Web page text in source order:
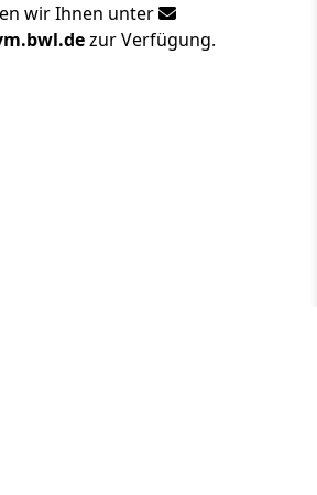
wir Ihnen unter
zur Verfügung.